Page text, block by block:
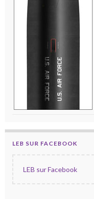
LEB SUR FACEBOOK
LEB sur Facebook